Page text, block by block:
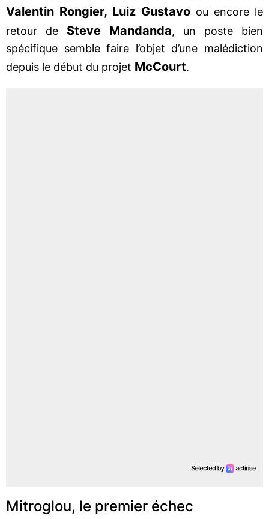
Valentin Rongier, Luiz Gustavo ou encore le
retour de Steve Mandanda, un poste bien
spécifique semble faire l’objet d’une malédiction
depuis le début du projet McCourt.
Mitroglou, le premier échec